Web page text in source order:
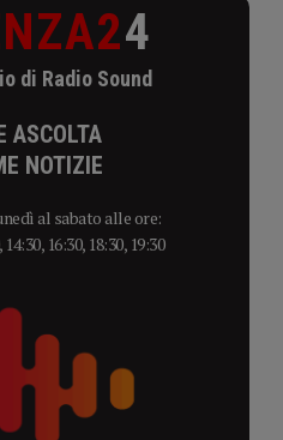
4
di Radio Sound
ASCOLTA
NOTIZIE
al sabato alle ore:
16:30, 18:30, 19:30